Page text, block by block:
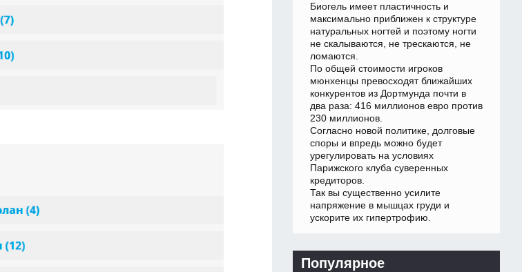
Биогель имеет пластичность и
максимально приближен к структуре
натуральных ногтей и поэтому ногти
не скалываются, не трескаются, не
ломаются.
По общей стоимости игроков
мюнхенцы превосходят ближайших
конкурентов из Дортмунда почти в
два раза: 416 миллионов евро против
230 миллионов.
Согласно новой политике, долговые
споры и впредь можно будет
урегулировать на условиях
Парижского клуба суверенных
кредиторов.
Так вы существенно усилите
напряжение в мышцах груди и
ускорите их гипертрофию.
Популярное